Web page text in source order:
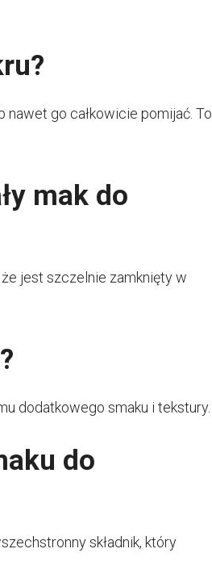
nawet go całkowicie pomijać. To
mak do
jest szczelnie zamknięty w
dodatkowego smaku i tekstury.
do
składnik, który